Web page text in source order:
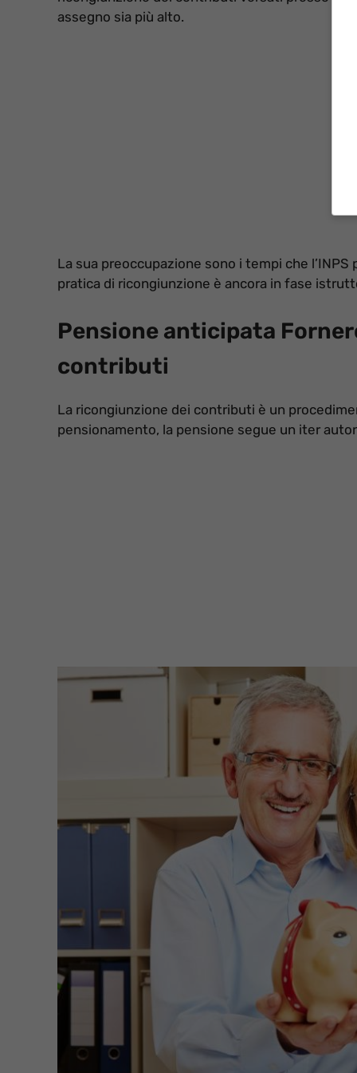
assegno sia più alto.
La sua preoccupazione sono i tempi che
pratica di ricongiunzione è ancora in fase
Pensione anticipata
contributi
La ricongiunzione dei contributi è un
pensionamento, la pensione segue un iter